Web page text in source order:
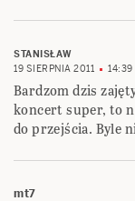
STANISŁAW
19 SIERPNIA 2011
14:39
Bardzom dzis
koncert super, to
do przejścia. Byle
mt7